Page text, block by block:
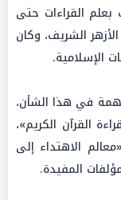
القراءات حتى
الشريف، وكان
الإسلامية.
في هذا الشأن،
القرآن الكريم»،
الاهتداء إلى
المفيدة.